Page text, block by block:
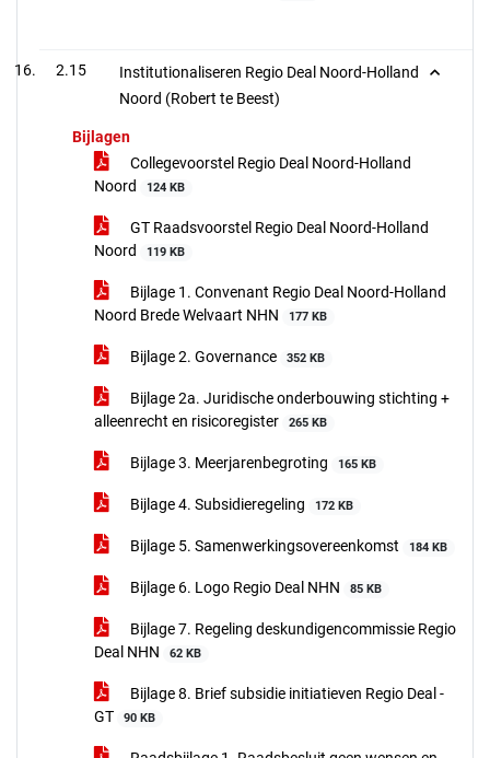
2.15
Institutionaliseren Regio Deal Noord-Holland
Noord (Robert te Beest)
Bijlagen
Collegevoorstel Regio Deal Noord-Holland
Noord
124 KB
GT Raadsvoorstel Regio Deal Noord-Holland
Noord
119 KB
Bijlage 1. Convenant Regio Deal Noord-Holland
Noord Brede Welvaart NHN
177 KB
Bijlage 2. Governance 352 KB
Bijlage 2a. Juridische onderbouwing stichting +
alleenrecht en risicoregister
265 KB
Bijlage 3. Meerjarenbegroting 165 KB
Bijlage 4. Subsidieregeling 172 KB
Bijlage 5. Samenwerkingsovereenkomst 184 KB
Bijlage 6. Logo Regio Deal NHN 85 KB
Bijlage 7. Regeling deskundigencommissie Regio
Deal NHN
62 KB
Bijlage 8. Brief subsidie initiatieven Regio Deal -
GT
90 KB